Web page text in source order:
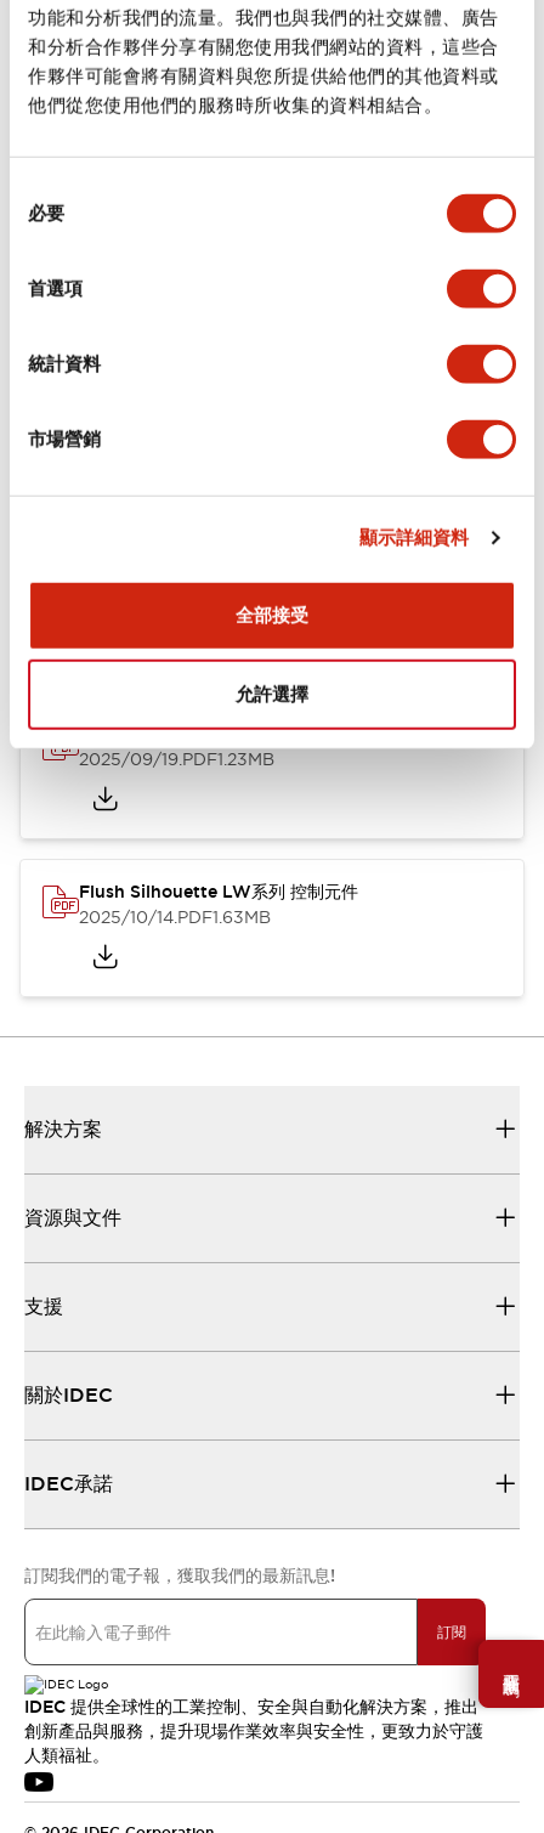
功能和分析我們的流量。我們也與我們的社交媒體、廣告
和分析合作夥伴分享有關您使用我們網站的資料，這些合
作夥伴可能會將有關資料與您所提供給他們的其他資料或
他們從您使用他們的服務時所收集的資料相結合。
必要
首選項
統計資料
市場營銷
顯示詳細資料
全部接受
允許選擇
需要幫助嗎？
規格 顯示全部
審美規範
環境規範
功能規格
Flush Silhouette LW系列 控制元件 (英文版)
2025/09/19.PDF1.23MB
Flush Silhouette LW系列 控制元件
2025/10/14.PDF1.63MB
解決方案
資源與文件
支援
關於IDEC
IDEC承諾
訂閱我們的電子報，獲取我們的最新訊息!
訂閱
IDEC 提供全球性的工業控制、安全與自動化解決方案，推出
創新產品與服務，提升現場作業效率與安全性，更致力於守護
人類福祉。